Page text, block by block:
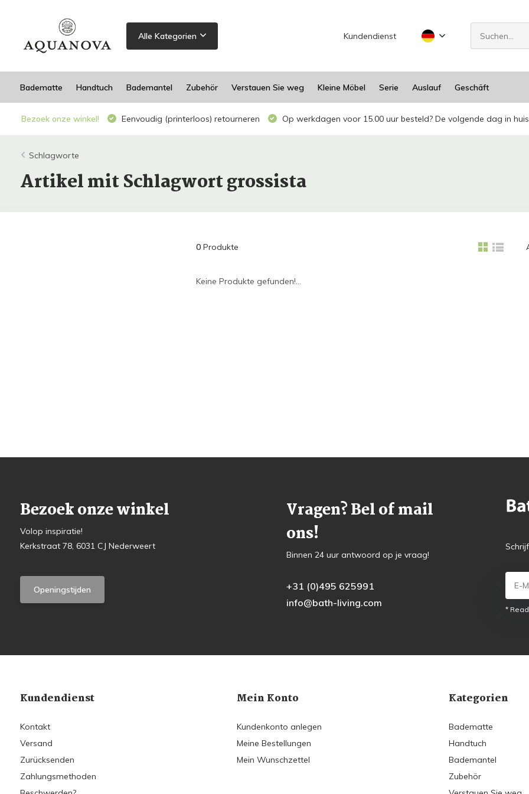
Alle Kategorien Kundendienst
Badematte Handtuch Bademantel Zubehör Verstauen Sie weg Kleine Möbel Serie Auslauf Geschäft
Bezoek onze winkel! Eenvoudig (printerloos) retourneren Op werkdagen voor 15.00 uur besteld? De volgende dag in
Schlagworte
Artikel mit Schlagwort grossista
0Produkte
Keine Produkte gefunden!...
Bezoek onze winkel
Volop inspiratie!
Kerkstraat 78, 6031 CJ Nederweert
Openingstijden
Vragen? Bel of mail
ons!
Binnen 24 uur antwoord op je vraag!
+31 (0)495 625991
info@bath-living.com
*
Kundendienst
Kontakt
Versand
Zurücksenden
Zahlungsmethoden
Mein Konto
Kundenkonto anlegen
Meine Bestellungen
Mein Wunschzettel
Kategorien
Badematte
Handtuch
Bademantel
Zubehör